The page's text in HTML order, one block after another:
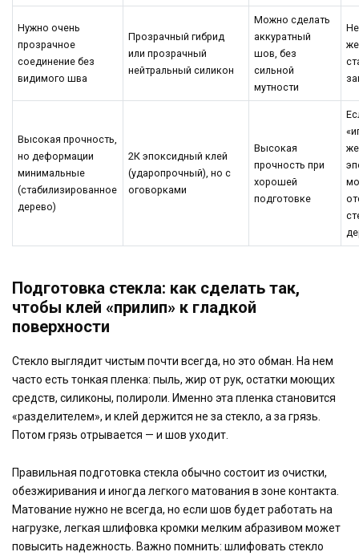
Нужно очень
прозрачное
соединение без
видимого шва
Прозрачный гибрид
или прозрачный
нейтральный силикон
Можно сделать
аккуратный
шов, без
сильной
мутности
Высокая прочность,
но деформации
минимальные
(стабилизированное
дерево)
2К эпоксидный клей
(ударопрочный), но с
оговорками
Высокая
прочность при
хорошей
подготовке
Подготовка стекла: как сделать так,
чтобы клей «прилип» к гладкой
поверхности
Стекло выглядит чистым почти всегда, но это обман. На нем
часто есть тонкая пленка: пыль, жир от рук, остатки моющих
средств, силиконы, полироли. Именно эта пленка становится
«разделителем», и клей держится не за стекло, а за грязь.
Потом грязь отрывается — и шов уходит.
Правильная подготовка стекла обычно состоит из очистки,
обезжиривания и иногда легкого матования в зоне контакта.
Матование нужно не всегда, но если шов будет работать на
нагрузке, легкая шлифовка кромки мелким абразивом может
повысить надежность. Важно помнить: шлифовать стекло